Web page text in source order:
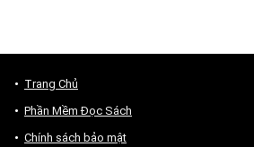
Trang Chủ
Phần Mềm Đọc Sách
Chính sách bảo mật